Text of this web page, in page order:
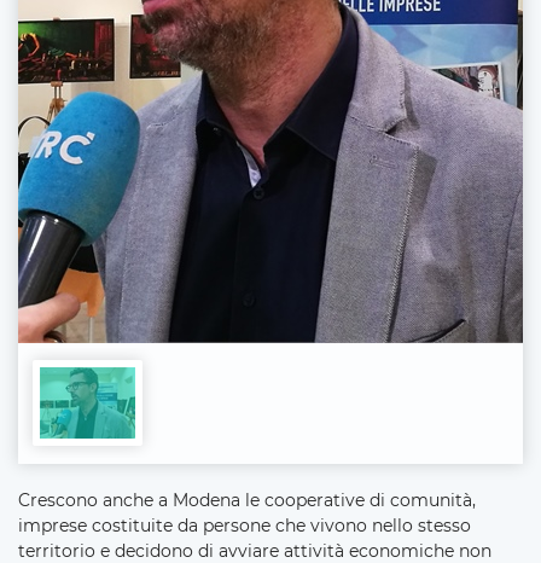
Crescono anche a Modena le cooperative di comunità,
imprese costituite da persone che vivono nello stesso
territorio e decidono di avviare attività economiche non